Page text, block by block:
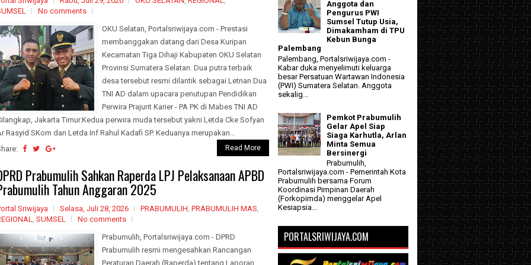
No comments
OKU Selatan, Portalsriwijaya.com - Prestasi
membanggakan datang dari Desa Kuripan
Kecamatan Tiga Dihaji Kabupaten OKU Selatan
Provinsi Sumatera Selatan. Dua putra terbaik
desa tersebut resmi dilantik sebagai Letnan Dua
TNI AD dalam upacara penutupan Pendidikan
Perwira Prajurit Karier - PA PK di Mabes TNI AD
Jakarta Timur.Kedua perwira muda tersebut yakni Letda Cke Sofyan
Rasyid SKom dan Letda Inf Rahul Kadafi SP. Keduanya merupakan...
Read More
Prabumulih Sahkan Raperda LPJ Pelaksanaan APBD
Tahun Anggaran 2025
Sriwijaya Selasa, Juli 28, 2026 PRABUMULIH, PRABUMULIH MAS,
, SUMSEL
No comments
Prabumulih, Portalsriwijaya.com - DPRD
Prabumulih resmi mengesahkan Rancangan
Peraturan Daerah (Raperda) tentang Laporan
Anggota dan
Pengurus PWI
Sumsel Tutup Usia,
Dimakamham di TPU
Kebun Bunga
Palembang
Palembang, Portalsriwijaya.com -
Kabar duka menyelimuti keluarga
besar Persatuan Wartawan Indonesia
(PWI) Sumatera Selatan. Anggota
sekalig...
Pemkot Prabumulih
Gelar Apel Siap
Siaga Karhutla, Arlan
Minta Semua
Bersinergi
Prabumulih,
Portalsriwijaya.com - Pemerintah Kota
Prabumulih bersama Forum
Koordinasi Pimpinan Daerah
(Forkopimda) menggelar Apel
Kesiapsia...
PORTALSRIWIJAYA.COM